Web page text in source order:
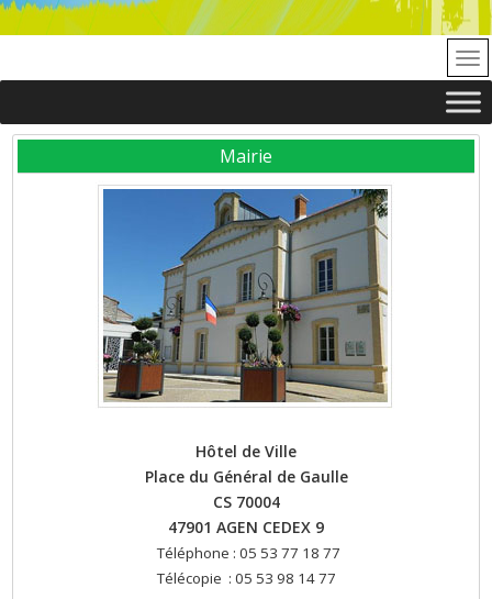
Mairie
Hôtel de Ville
Place du Général de Gaulle
CS 70004
47901 AGEN CEDEX 9
Téléphone : 05 53 77 18 77
Télécopie : 05 53 98 14 77